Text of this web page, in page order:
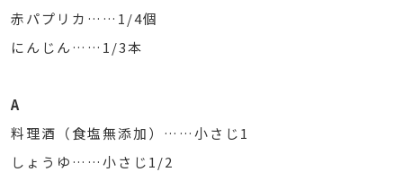
赤パプリカ……1/4個
にんじん……1/3本
A
料理酒（食塩無添加）……小さじ1
しょうゆ……小さじ1/2